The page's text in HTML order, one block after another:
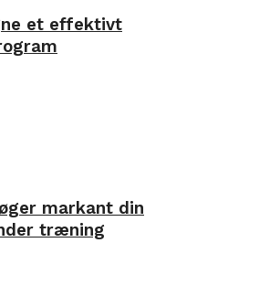
et effektivt
markant din
træning